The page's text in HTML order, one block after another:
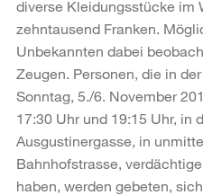
diverse Kleidungsstücke im
zehntausend Franken.
Unbekannten dabei
Zeugen. Personen, die in
Sonntag, 5./6. November
17:30 Uhr und 19:15 Uhr, in
Ausgustinergasse, in
Bahnhofstrasse,
haben, werden gebeten,